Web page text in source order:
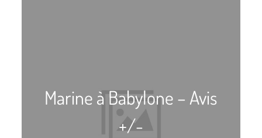
Marine à Babylone – Avis
+/-